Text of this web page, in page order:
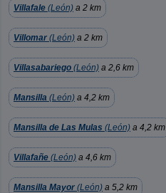
Villafale (León) a 2 km
Villomar (León) a 2 km
Villasabariego (León) a 2,6 km
Mansilla (León) a 4,2 km
Mansilla de Las Mulas (León) a 4,2 km
Villafañe (León) a 4,6 km
Mansilla Mayor (León) a 5,2 km